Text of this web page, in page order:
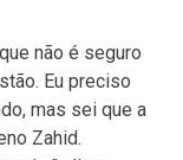
não é seguro
Eu preciso
mas sei que a
Zahid.